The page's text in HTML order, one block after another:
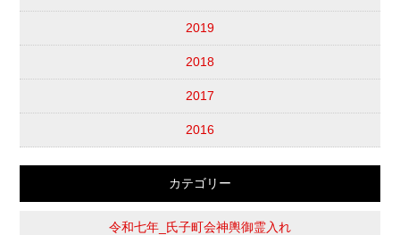
2019
2018
2017
2016
カテゴリー
令和七年_氏子町会神輿御霊入れ